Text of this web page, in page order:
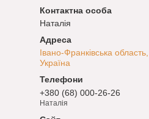
Наталія
Івано-Франківська
Україна
+380 (68) 000-26-26
Наталія